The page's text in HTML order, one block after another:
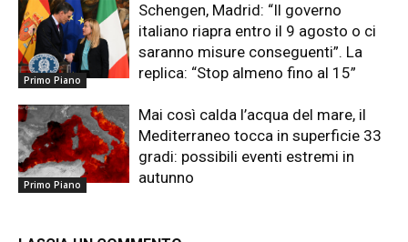
Primo Piano
Schengen, Madrid: “Il governo
italiano riapra entro il 9 agosto o ci
saranno misure conseguenti”. La
replica: “Stop almeno fino al 15”
Primo Piano
Mai così calda l’acqua del mare, il
Mediterraneo tocca in superficie 33
gradi: possibili eventi estremi in
autunno